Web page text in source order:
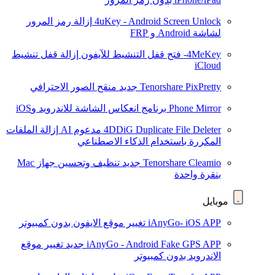
4uKey - Android Screen Unlock إزالة رمز المرور
لشاشة Android و FRP
4MeKey- فتح قفل التنشيط للآيفون
إزالة قفل تنشيط
iCloud
Tenorshare PixPretty جديد منقح الصور الاحترافي
Phone Mirror برنامج انعكاس الشاشة للاندرويد وiOS
4DDiG Duplicate File Deleter مدعوم AI
إزالة الملفات
المكررة باستخدام الذكاء الاصطناعي
Tenorshare Cleamio جديد
تنظيف وتحسين جهاز Mac
بنقرة واحدة
موبايل
iAnyGo- iOS APP تغيير موقع الايفون بدون كمبيوتر
iAnyGo - Android Fake GPS APP جديد تغيير موقع
الاندرويد بدون كمبيوتر